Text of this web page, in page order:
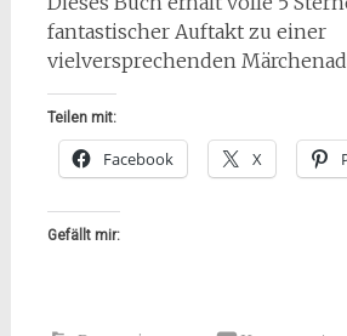
fantastischer Auftakt zu einer
vielversprechenden
Teilen mit:
Facebook X
Gefällt mir: